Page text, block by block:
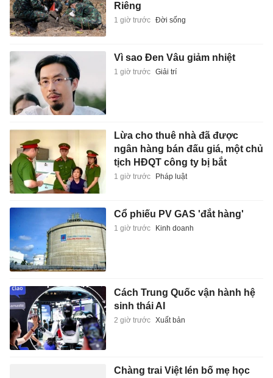
Riêng
1 giờ trước Đời sống
Vì sao Đen Vâu giảm nhiệt
1 giờ trước Giải trí
Lừa cho thuê nhà đã được
ngân hàng bán đấu giá, một chủ
tịch HĐQT công ty bị bắt
1 giờ trước Pháp luật
Cổ phiếu PV GAS 'đắt hàng'
1 giờ trước Kinh doanh
Cách Trung Quốc vận hành hệ
sinh thái AI
2 giờ trước Xuất bản
Chàng trai Việt lén bố mẹ học